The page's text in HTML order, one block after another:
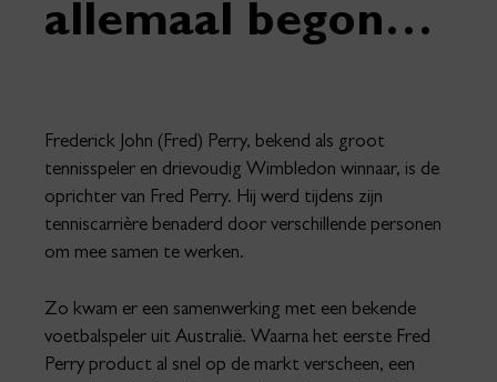
allemaal begon…
Frederick John (Fred) Perry, bekend als groot
tennisspeler en drievoudig Wimbledon winnaar, is de
oprichter van Fred Perry. Hij werd tijdens zijn
tenniscarrière benaderd door verschillende personen
om mee samen te werken.
Zo kwam er een samenwerking met een bekende
voetbalspeler uit Australië. Waarna het eerste Fred
Perry product al snel op de markt verscheen, een